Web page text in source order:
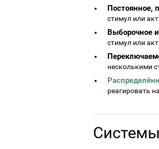
Постоянное,
стимул или
Выборочное
стимул или
несколькими
реагировать